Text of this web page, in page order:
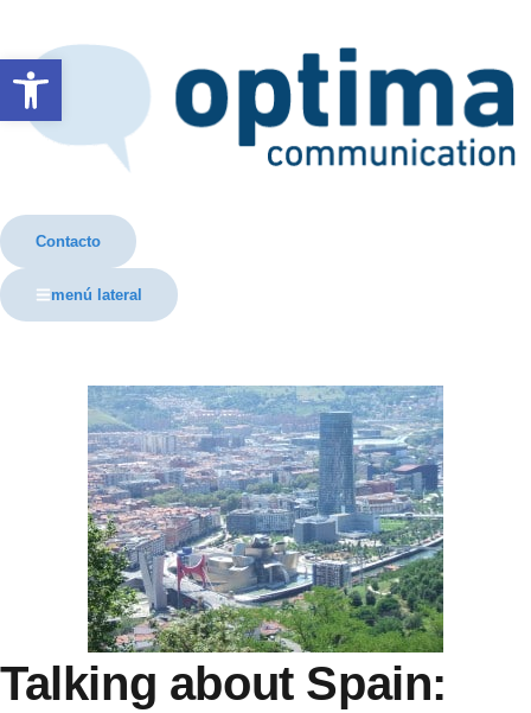
Contacto
menú lateral
Talking about Spain:
Abrir barra de herramientas